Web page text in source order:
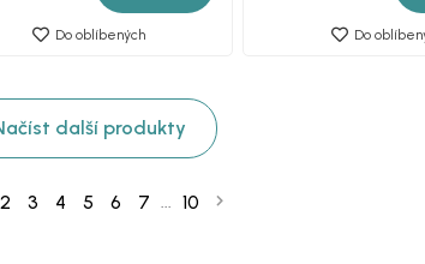
Do oblíbených Do
další produkty
2 3 4 5 6 7 ... 10